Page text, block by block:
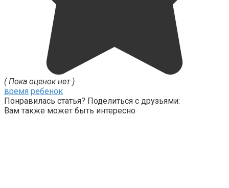
( Пока оценок нет )
время ребенок
Понравилась статья? Поделиться с друзьями:
Вам также может быть интересно